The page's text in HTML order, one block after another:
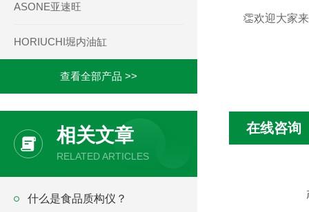
👏欢迎大家
在线咨询
ASONE亚速旺
HORIUCHI堀内油缸
查看全部产品 >>
相关文章
RELATED ARTICLES
什么是食品质构仪？